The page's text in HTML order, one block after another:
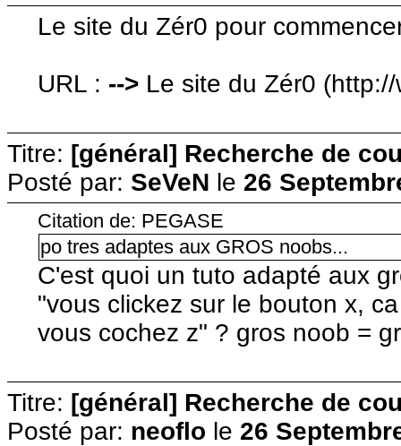
Le site du Zér0 pour
URL : --> Le site du Zér0
Titre: [général] Recherche de
Posté par: SeVeN le 26
Citation de: PEGASE
po tres adaptes aux GROS noobs...
C'est quoi un tuto adapté aux
"vous clickez sur le bouton x,
vous cochez z" ? gros noob =
Titre: [général] Recherche de
Posté par: neoflo le 26